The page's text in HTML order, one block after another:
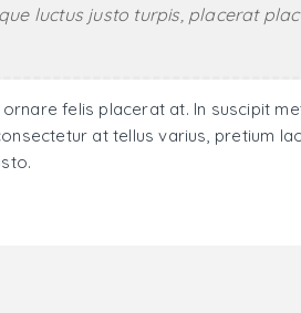
luctus justo turpis, placerat
felis placerat at. In suscipit
at tellus varius, pretium